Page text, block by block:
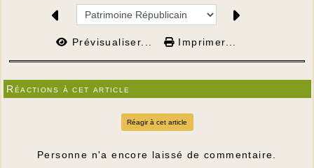
Prévisualiser... Imprimer...
Réactions à cet article
Réagir à cet article
Personne n'a encore laissé de commentaire.